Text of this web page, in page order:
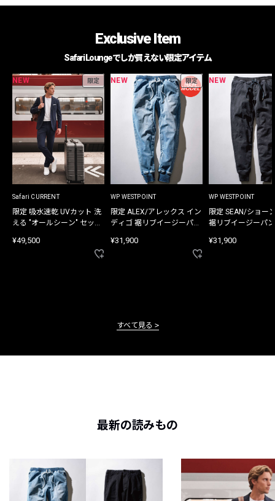
Exclusive Item
Safari Loungeでしか買えない限定アイテム
NEW 限定
Safari CURRENT
限定 吸水速乾 UVカット 洗
える "オールシーン" セット
¥49,500
NEW 限定
WP WESTPOINT
限定 ALEX/アレックス イン
ディゴ 裾リブイージーパン
¥31,900
NEW
WP WESTPOINT
限定 SEAN/ショー
裾リブイージーパ
¥31,900
すべて見る
最新の読みもの